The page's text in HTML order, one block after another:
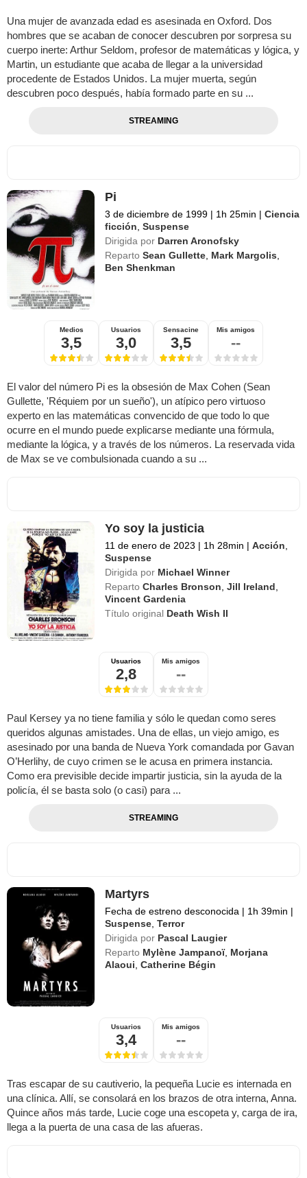
Una mujer de avanzada edad es asesinada en Oxford. Dos
hombres que se acaban de conocer descubren por sorpresa su
cuerpo inerte: Arthur Seldom, profesor de matemáticas y lógica, y
Martin, un estudiante que acaba de llegar a la universidad
procedente de Estados Unidos. La mujer muerta, según
descubren poco después, había formado parte en su ...
STREAMING
Pi
3 de diciembre de 1999 | 1h 25min | Ciencia
ficción,Suspense
Dirigida por Darren Aronofsky
Reparto Sean Gullette, Mark Margolis,
Ben Shenkman
Medios
3,5
Usuarios
3,0
Sensacine
3,5
Mis amigos
--
El valor del número Pi es la obsesión de Max Cohen (Sean
Gullette, 'Réquiem por un sueño'), un atípico pero virtuoso
experto en las matemáticas convencido de que todo lo que
ocurre en el mundo puede explicarse mediante una fórmula,
mediante la lógica, y a través de los números. La reservada vida
de Max se ve combulsionada cuando a su ...
Yo soy la justicia
11 de enero de 2023 | 1h 28min | Acción
Suspense
Dirigida por Michael Winner
Reparto Charles Bronson ,Jill Ireland
Vincent Gardenia
Título original Death Wish II
Usuarios
2,8
Mis amigos
--
Paul Kersey ya no tiene familia y sólo le quedan como seres
queridos algunas amistades. Una de ellas, un viejo amigo, es
asesinado por una banda de Nueva York comandada por Gavan
O’Herlihy, de cuyo crimen se le acusa en primera instancia.
Como era previsible decide impartir justicia, sin la ayuda de la
policía, él se basta solo (o casi) para ...
STREAMING
Martyrs
Fecha de estreno desconocida | 1h 39min |
Suspense ,Terror
Dirigida por Pascal Laugier
Reparto Mylène Jampanoï, Morjana
Alaoui ,Catherine Bégin
Usuarios
3,4
Mis amigos
--
Tras escapar de su cautiverio, la pequeña Lucie es internada en
una clínica. Allí, se consolará en los brazos de otra interna, Anna.
Quince años más tarde, Lucie coge una escopeta y, carga de ira,
llega a la puerta de una casa de las afueras.